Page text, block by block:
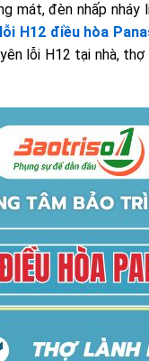
mát, đèn nhấp
lỗi H12 điều hòa
lỗi H12 tại nhà,